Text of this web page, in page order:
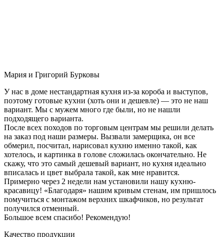
Мария и Григорий Бурковы
У нас в доме нестандартная кухня из-за короба и выступов,
поэтому готовые кухни (хоть они и дешевле) — это не наш
вариант. Мы с мужем много где были, но не нашли
подходящего варианта.
После всех походов по торговым центрам мы решили делать
на заказ под наши размеры. Вызвали замерщика, он все
обмерил, посчитал, нарисовал кухню именно такой, как
хотелось, и картинка в голове сложилась окончательно. Не
скажу, что это самый дешевый вариант, но кухня идеально
вписалась и цвет выбрала такой, как мне нравится.
Примерно через 2 недели нам установили нашу кухню-
красавицу! «Благодаря» нашим кривым стенам, им пришлось
помучиться с монтажом верхних шкафчиков, но результат
получился отменный.
Большое всем спасибо! Рекомендую!
Качество продукции